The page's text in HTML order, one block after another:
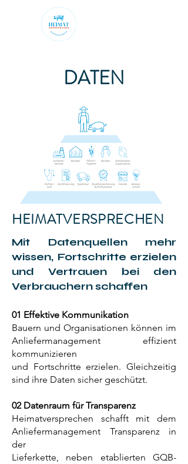
DATEN
HEIMATVERSPRECHEN
Mit Datenquellen mehr
wissen, Fortschritte erzielen
und Vertrauen bei den
Verbrauchern schaffen
01 Effektive Kommunikation
Bauern und Organisationen können im
Anliefermanagement effizient
kommunizieren
und Fortschritte erzielen. Gleichzeitig
sind ihre Daten sicher geschützt.
02 Datenraum für Transparenz
Heimatversprechen schafft mit dem
Anliefermanagement Transparenz in
der
Lieferkette, neben etablierten GQB-